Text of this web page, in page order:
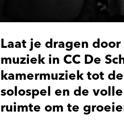
Laat je dragen
muziek in CC De
kamermuziek tot
solospel en de
ruimte om te